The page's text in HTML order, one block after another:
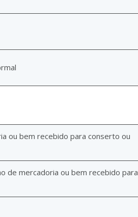
ou bem recebido para conserto ou
de mercadoria ou bem recebido para